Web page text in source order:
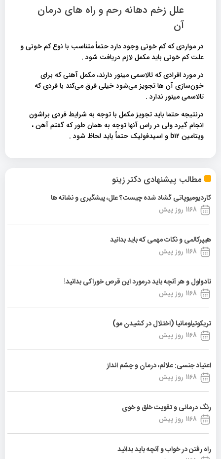
مطالب پیشنهادی دکتر زینو
کاردیومیوپاتی گشاد شده چیست؟ علل، پیشگیری و نشانه ها
1168 روز پیش
هیپرکالمی و نکات مهمی که باید بدانید
1168 روز پیش
نادولول و هر آنچه باید درمورد این قرص خوراکی بدانید!
1168 روز پیش
تریکوتیلومانیا (اختلال در کشیدن مو)
1168 روز پیش
اعتیاد جنسی: علائم، درمان و چشم انداز
1168 روز پیش
رنگ درمانی و تقویت خلق و خوی
1168 روز پیش
راه رفتن در خواب و آنچه باید بدانید
علل زخم دهانه رحم و راه های درمان
آن
در مواردی که کم خونی وجود دارد حتماً متناسب با نوع کم خونی و
علت کم خونی باید مکمل لازم دریافت شود .
در مورد افرادی که تالاسمی مینور دارند، مکمل آهنی که برای
خون‌سازی آن ها تجویز می‌شود خیلی فرق می‌کند با فردی که
تالاسمی مینور ندارد .
درنتیجه حتما باید تجویز مکمل با توجه به شرایط فردی براشون
انجام گیرد ولی در راس آنها توجه به همان طور که گفتم آهن ،
ویتامین b۱۲ و اسیدفولیک حتماً باید لحاظ شود .